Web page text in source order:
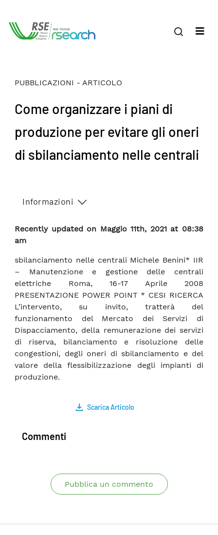
PUBBLICAZIONI - ARTICOLO
Come organizzare i piani di
produzione per evitare gli oneri
di sbilanciamento nelle centrali
Informazioni
Recently updated on Maggio 11th, 2021 at 08:38
am
sbilanciamento nelle centrali Michele Benini* IIR
– Manutenzione e gestione delle centrali
elettriche Roma, 16-17 Aprile 2008
PRESENTAZIONE POWER POINT * CESI RICERCA
L’intervento, su invito, tratterà del
funzionamento del Mercato dei Servizi di
Dispacciamento, della remunerazione dei servizi
di riserva, bilanciamento e risoluzione delle
congestioni, degli oneri di sbilanciamento e del
valore della flessibilizzazione degli impianti di
produzione.
Scarica Articolo
Commenti
Pubblica un commento